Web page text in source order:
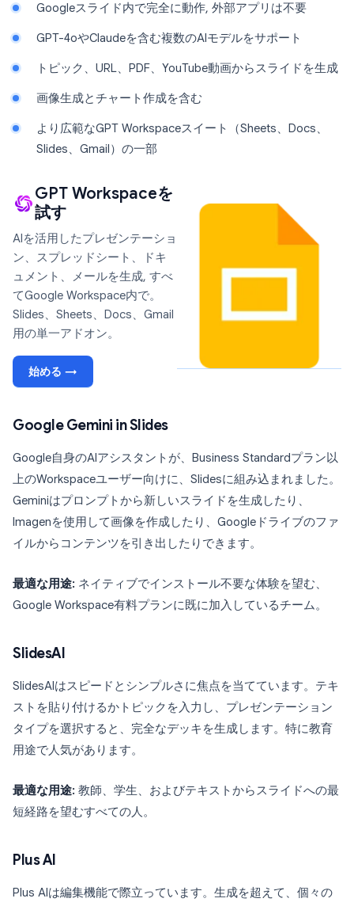
Googleスライド内で完全に動作, 外部アプリは不要
GPT-4oやClaudeを含む複数のAIモデルをサポート
トピック、URL、PDF、YouTube動画からスライドを生成
画像生成とチャート作成を含む
より広範なGPT Workspaceスイート（Sheets、Docs、
Slides、Gmail）の一部
GPT Workspaceを
試す
AIを活用したプレゼンテーショ
ン、スプレッドシート、ドキ
ュメント、メールを生成, すべ
てGoogle Workspace内で。
Slides、Sheets、Docs、Gmail
用の単一アドオン。
始める →
Google Gemini in Slides
Google自身のAIアシスタントが、Business Standardプラン以
上のWorkspaceユーザー向けに、Slidesに組み込まれました。
Geminiはプロンプトから新しいスライドを生成したり、
Imagenを使用して画像を作成したり、Googleドライブのファ
イルからコンテンツを引き出したりできます。
最適な用途: ネイティブでインストール不要な体験を望む、
Google Workspace有料プランに既に加入しているチーム。
SlidesAI
SlidesAIはスピードとシンプルさに焦点を当てています。テキ
ストを貼り付けるかトピックを入力し、プレゼンテーション
タイプを選択すると、完全なデッキを生成します。特に教育
用途で人気があります。
最適な用途: 教師、学生、およびテキストからスライドへの最
短経路を望むすべての人。
Plus AI
Plus AIは編集機能で際立っています。生成を超えて、個々の